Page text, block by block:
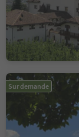
Sur demande